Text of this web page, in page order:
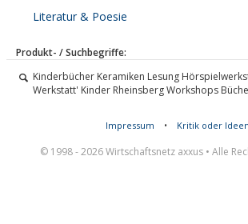
Literatur & Poesie
Produkt- / Suchbegriffe:
Kinderbücher Keramiken Lesung
Werkstatt' Kinder Rheinsberg Workshops
Impressum • Kritik oder
© 1998 - 2026 Wirtschaftsnetz axxus • Alle